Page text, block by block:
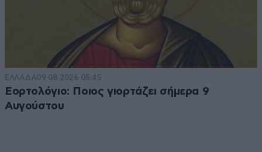
ΕΛΛΑΔΑ09·08·2026 05:45
Εορτολόγιο: Ποιος γιορτάζει σήμερα 9
Αυγούστου